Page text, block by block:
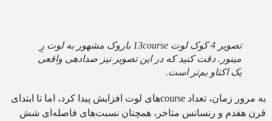
تصویر 4 کوک لوت 13course باروک مشهور به لوت رِ
مینور. دقت کنید که در این تصویر نیز صدادهی واقعی
یک اکتاو بم‌تر است.
به مرور زمان، تعداد courseهای لوت افزایش پیدا کرد، اما تا ابتدای
قرن هفدم و رنسانس متاخر، همچنان نسبت‌های فاصله‌ای شش